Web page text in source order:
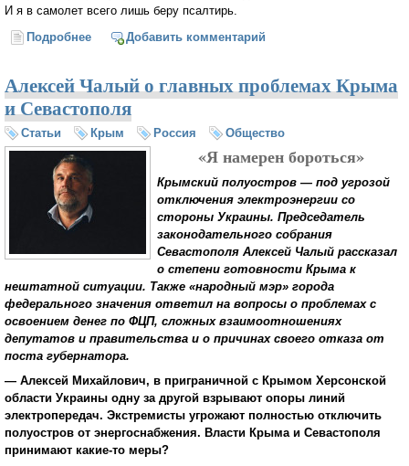
И я в самолет всего лишь беру псалтирь.
Подробнее о Все это было вчера…
Добавить комментарий
Алексей Чалый о главных проблемах Крыма
и Севастополя
Статьи Крым Россия Общество
«Я намерен бороться»
Крымский полуостров — под угрозой
отключения электроэнергии со
стороны Украины. Председатель
законодательного собрания
Севастополя Алексей Чалый рассказал
о степени готовности Крыма к
нештатной ситуации. Также «народный мэр» города
федерального значения ответил на вопросы о проблемах с
освоением денег по ФЦП, сложных взаимоотношениях
депутатов и правительства и о причинах своего отказа от
поста губернатора.
— Алексей Михайлович, в приграничной с Крымом Херсонской
области Украины одну за другой взрывают опоры линий
электропередач. Экстремисты угрожают полностью отключить
полуостров от энергоснабжения. Власти Крыма и Севастополя
принимают какие-то меры?